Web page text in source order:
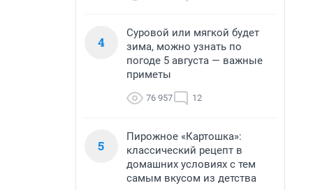
4
Суровой или мягкой будет
зима, можно узнать по
погоде 5 августа — важные
приметы
76 957 12
5
Пирожное «Картошка»:
классический рецепт в
домашних условиях с тем
самым вкусом из детства